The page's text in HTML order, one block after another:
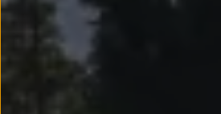
Carga